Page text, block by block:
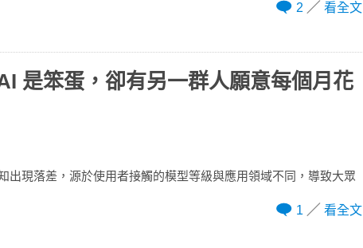
2
看全文
是笨蛋，卻有另一群人願意每個月花
出現落差，源於使用者接觸的模型等級與應用領域不同，導致大眾
1
看全文